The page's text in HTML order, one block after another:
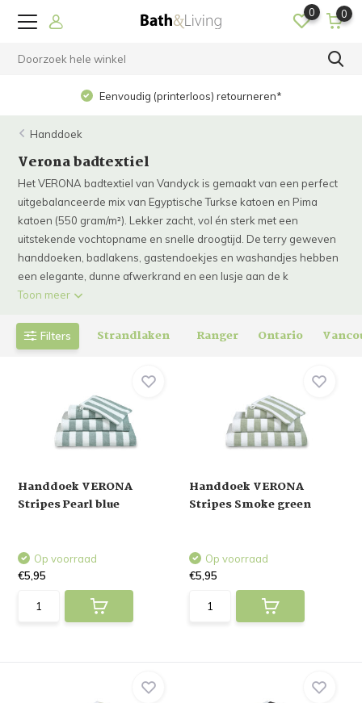
0 0
Eenvoudig (printerloos) retourneren*
Handdoek
Verona badtextiel
Het VERONA badtextiel van Vandyck is gemaakt van een perfect
uitgebalanceerde mix van Egyptische Turkse katoen en Pima
katoen (550 gram/m²). Lekker zacht, vol én sterk met een
uitstekende vochtopname en snelle droogtijd. De terry geweven
handdoeken, badlakens, gastendoekjes en washandjes hebben
een elegante, dunne afwerkrand en een lusje aan de k
Toon meer
Filters Strandlaken Ranger Ontario
Handdoek VERONA
Stripes Pearl blue
Op voorraad
€5,95
Handdoek VERONA
Stripes Smoke green
Op voorraad
€5,95